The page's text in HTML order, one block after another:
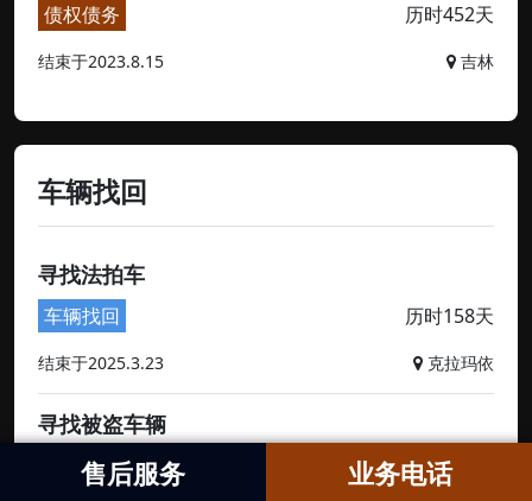
债权债务 历时452天
结束于2023.8.15 吉林
车辆找回
寻找法拍车
车辆找回 历时158天
结束于2025.3.23 克拉玛依
寻找被盗车辆
车辆找回 历时52天
售后服务 业务电话